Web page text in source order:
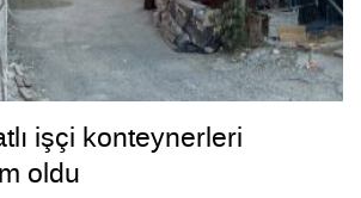
işçi konteynerleri
oldu